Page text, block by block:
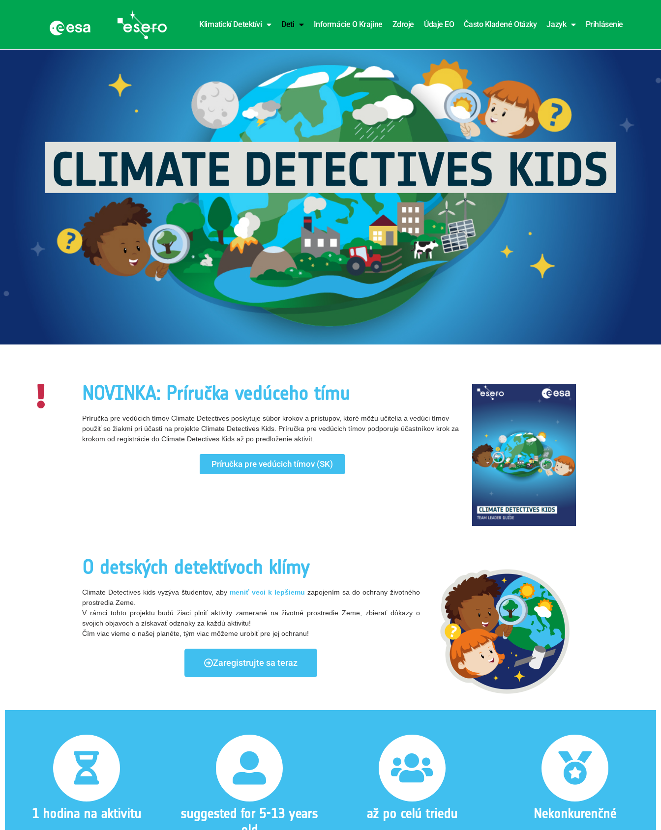
Klimatickí Detektívi Deti Informácie O Krajine Zdroje Údaje EO Často Kladené Otázky Jazyk Prihlásenie
NOVINKA: Príručka vedúceho tímu
Príručka pre vedúcich tímov Climate Detectives poskytuje súbor krokov a prístupov, ktoré môžu učitelia a vedúci tímov
použiť so žiakmi pri účasti na projekte Climate Detectives Kids. Príručka pre vedúcich tímov podporuje účastníkov krok za
krokom od registrácie do Climate Detectives Kids až po predloženie aktivít.
Príručka pre vedúcich tímov (SK)
O detských detektívoch klímy
Climate Detectives kids vyzýva študentov, aby meniť veci k lepšiemu zapojením sa do ochrany životného
prostredia Zeme.
V rámci tohto projektu budú žiaci plniť aktivity zamerané na životné prostredie Zeme, zbierať dôkazy o
svojich objavoch a získavať odznaky za každú aktivitu!
Čím viac vieme o našej planéte, tým viac môžeme urobiť pre jej ochranu!
Zaregistrujte sa teraz
1 hodina na aktivitu
suggested for 5-13 years
až po celú triedu Nekonkurenčné